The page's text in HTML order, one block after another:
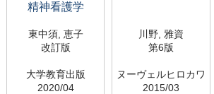
精神看護学
東中須, 恵子
改訂版
大学教育出版
2020/04
川野, 雅資
第6版
ヌーヴェルヒロカワ
2015/03